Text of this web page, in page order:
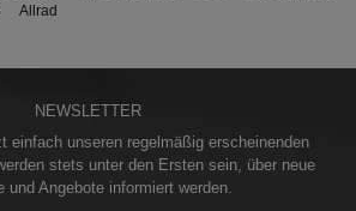
Allrad
NEWSLETTER
einfach unseren regelmäßig erscheinenden
stets unter den Ersten sein, über neue
und Angebote informiert werden.